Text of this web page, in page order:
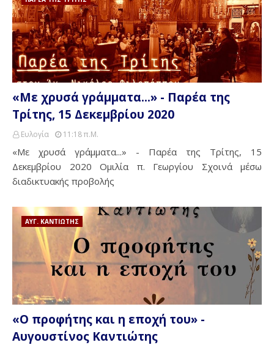
«Με χρυσά γράμματα...» - Παρέα της
Τρίτης, 15 Δεκεμβρίου 2020
Ευλογία 11:18 Π.μ.
«Με χρυσά γράμματα...» - Παρέα της Τρίτης, 15
Δεκεμβρίου 2020 Ομιλία π. Γεωργίου Σχοινά μέσω
διαδικτυακής προβολής
ΑΥΓ. ΚΑΝΤΙΩΤΗΣ
«Ο προφήτης και η εποχή του» -
Αυγουστίνος Καντιώτης